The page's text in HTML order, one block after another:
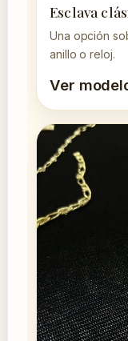
Esclava
Una opción
anillo o reloj.
Ver